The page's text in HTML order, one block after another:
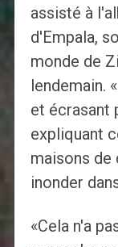
assisté à
d'Empala,
monde de
lendemain.
et écrasant
expliquant
maisons de
inonder
«Cela n'a